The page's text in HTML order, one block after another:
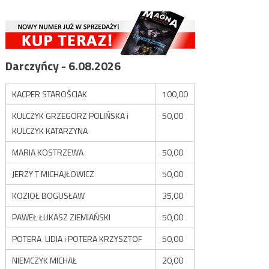
Darczyńcy - 6.08.2026
KACPER STAROŚCIAK
100,00
KULCZYK GRZEGORZ POLIŃSKA i
KULCZYK KATARZYNA
50,00
MARIA KOSTRZEWA
50,00
JERZY T MICHAJŁOWICZ
50,00
KOZIOŁ BOGUSŁAW
35,00
PAWEŁ ŁUKASZ ZIEMIAŃSKI
50,00
POTERA LIDIA i POTERA KRZYSZTOF
50,00
NIEMCZYK MICHAŁ
20,00